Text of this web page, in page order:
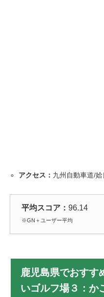
アクセス： 九州自動車道/姶
平均スコア：96.14
※GN＋ユーザー平均
鹿児島県でおすす
いゴルフ場３：か